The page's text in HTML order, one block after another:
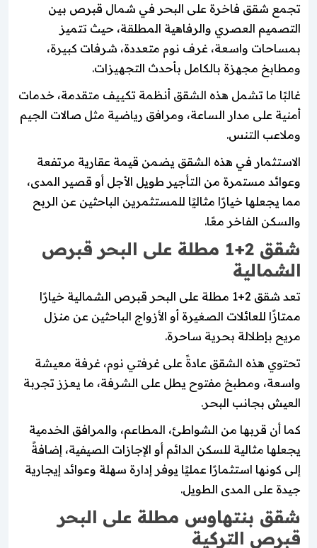
تجمع شقق فاخرة على البحر في شمال قبرص بين
التصميم العصري والرفاهية المطلقة، حيث تتميز
بمساحات واسعة، غرف نوم متعددة، شرفات كبيرة،
ومطابخ مجهزة بالكامل بأحدث التجهيزات.
غالبًا ما تشمل هذه الشقق أنظمة تكييف متقدمة، خدمات
أمنية على مدار الساعة، ومرافق رياضية مثل صالات الجيم
وملاعب التنس.
الاستثمار في هذه الشقق يضمن قيمة عقارية مرتفعة
وعوائد مستمرة من التأجير طويل الأجل أو قصير المدى،
مما يجعلها خيارًا مثاليًا للمستثمرين الباحثين عن الربح
والسكن الفاخر معًا.
شقق 2+1 مطلة على البحر قبرص
الشمالية
تعد شقق 2+1 مطلة على البحر قبرص الشمالية خيارًا
ممتازًا للعائلات الصغيرة أو الأزواج الباحثين عن منزل
مريح بإطلالة بحرية ساحرة.
تحتوي هذه الشقق عادةً على غرفتي نوم، غرفة معيشة
واسعة، ومطبخ مفتوح يطل على الشرفة، ما يعزز تجربة
العيش بجانب البحر.
كما أن قربها من الشواطئ، المطاعم، والمرافق الخدمية
يجعلها مثالية للسكن الدائم أو الإجازات الصيفية، إضافةً
إلى كونها استثمارًا عمليًا يوفر إدارة سهلة وعوائد إيجارية
جيدة على المدى الطويل.
شقق بنتهاوس مطلة على البحر
قبرص التركية